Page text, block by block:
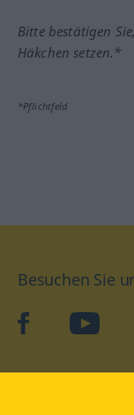
Bitte bestätigen
Häkchen setzen.*
*Pflichtfeld
Besuchen Sie
facebookYouTube